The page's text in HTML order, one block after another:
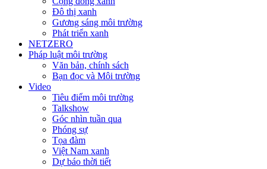
Đô thị xanh
Gương sáng môi trường
Phát triển xanh
NETZERO
Pháp luật môi trường
Văn bản, chính sách
Bạn đọc và Môi trường
Video
Tiêu điểm môi trường
Talkshow
Góc nhìn tuần qua
Phóng sự
Tọa đàm
Việt Nam xanh
Dự báo thời tiết